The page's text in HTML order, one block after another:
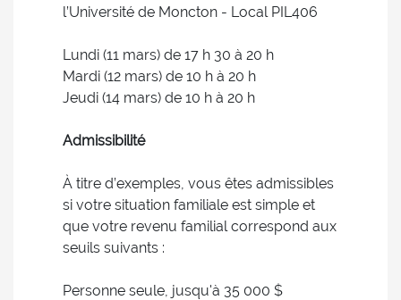
l’Université de Moncton - Local PIL406
Lundi (11 mars) de 17 h 30 à 20 h
Mardi (12 mars) de 10 h à 20 h
Jeudi (14 mars) de 10 h à 20 h
Admissibilité
À titre d’exemples, vous êtes admissibles
si votre situation familiale est simple et
que votre revenu familial correspond aux
seuils suivants :
Personne seule, jusqu'à 35 000 $